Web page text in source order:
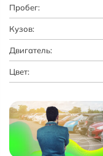
Пробег:
Кузов:
Двигатель:
Цвет: